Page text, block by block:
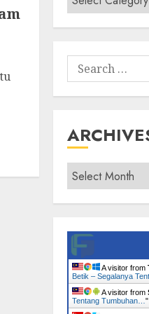
Senarai
Tumbuhan
Search
for:
Archives
A visitor from
Betik – Segalanya
A visitor from
Tentang Tumbuhan… "